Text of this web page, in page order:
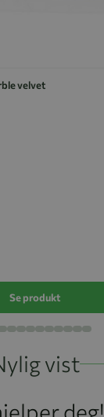
velvet
Se produkt
vist